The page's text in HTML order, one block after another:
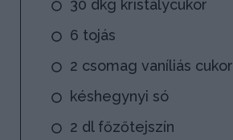
30 dkg kristálycukor
6 tojás
2 csomag vaníliás cukor
késhegynyi só
2 dl főzőtejszín